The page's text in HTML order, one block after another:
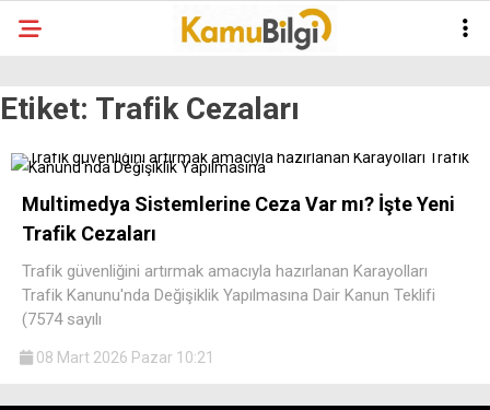
Etiket: Trafik Cezaları
Multimedya Sistemlerine Ceza Var mı? İşte Yeni
Trafik Cezaları
Trafik güvenliğini artırmak amacıyla hazırlanan Karayolları
Trafik Kanunu'nda Değişiklik Yapılmasına Dair Kanun Teklifi
(7574 sayılı
08 Mart 2026 Pazar 10:21